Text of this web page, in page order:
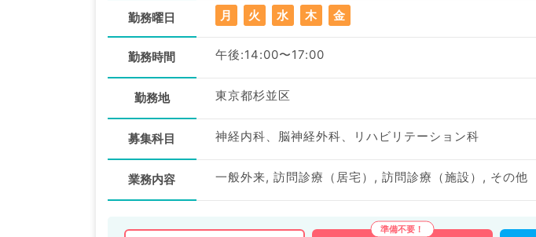
勤務曜日 月 火 水 木 金
勤務時間 午後:14:00〜17:00
勤務地 東京都杉並区
募集科目 神経内科、脳神経外科、リハビリテーション科
業務内容 一般外来, 訪問診療（居宅）, 訪問診療（施設）, その他